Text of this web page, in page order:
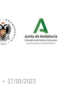
27/03/2023